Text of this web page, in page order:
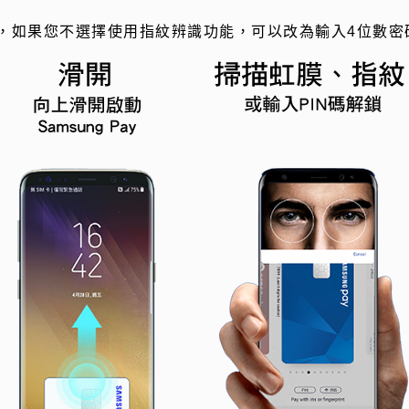
如果您不選擇使用指紋辨識功能，可以改為輸入4位數密